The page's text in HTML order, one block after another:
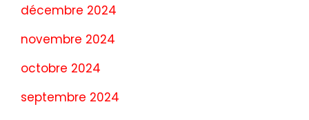
décembre 2024
novembre 2024
octobre 2024
septembre 2024